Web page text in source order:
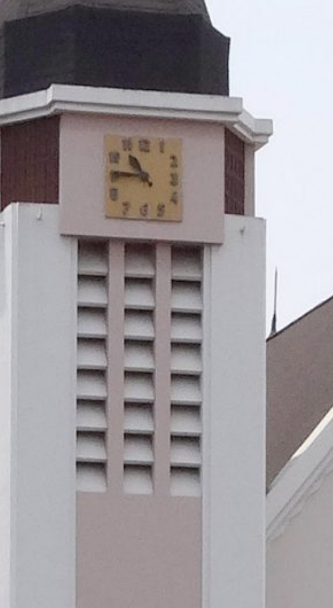
Pertemuan Tahunan Keuskupan Malang ke-48 yang diselenggarakan pada Selasa-
kehadiran lebih dari 300 peserta. Para peserta yang hadir terdiri dari para Pastor
anggota Dewan Pastoral dan Dewan Imam Keuskupan, para pimpinan tarekat dan
tema “Keuskupan Malang: Gereja Sinodal yang terlibat dalam kehidupan sosial
dalam rangka menyambut Tahun Politik 2024 dan mengundang seluruh umat untuk
Kontributor: Novida
Dokumentasi: Komsos Malang
Fransiskus Sonny setvanus
March 20, 2024 at 4:59 am
Saya dari paroki lawang Romo …mohon petunjuk tentang
dimana tidak bisa serta merta disamakan seperti halnya
terima kembali oleh setiap anggota pangguyuban kedepannya
1.Apakah paguyuban yang di bangun oleh umat dari
2.apakah ada suatu kewajiban untuk menyetorkan sebuah
paguyuban paroki tersebut kekeuskupan .atau bgmn mana..
3 .BPGDA dalam lingkup paroki tupoksinya sebagai apa..
Mohon ijin Romo ini pertanyaan dari saya umat jelata..yang
berbagi atau menjadikan suatu kewajiban untuk mengedukasi